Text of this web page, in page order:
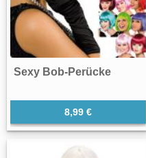
Sexy Bob-Perücke
8,99 €